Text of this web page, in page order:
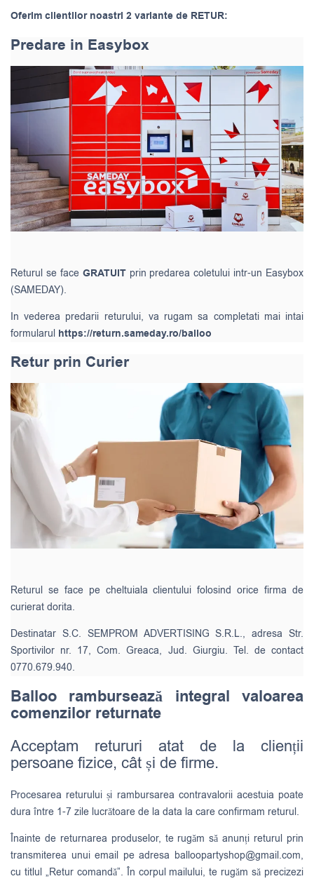
Oferim clientilor noastri 2 variante de RETUR:
Predare in Easybox
Returul se face GRATUIT prin predarea coletului intr-un Easybox
(SAMEDAY).
In vederea predarii returului, va rugam sa completati mai intai
formularul https://return.sameday.ro/balloo
Retur prin Curier
Returul se face pe cheltuiala clientului folosind orice firma de
curierat dorita.
Destinatar S.C. SEMPROM ADVERTISING S.R.L., adresa Str.
Sportivilor nr. 17, Com. Greaca, Jud. Giurgiu. Tel. de contact
0770.679.940.
Balloo rambursează integral valoarea
comenzilor returnate
Acceptam retururi atat de la clienții
persoane fizice, cât și de firme.
Procesarea returului și rambursarea contravalorii acestuia poate
dura între 1-7 zile lucrătoare de la data la care confirmam returul.
Înainte de returnarea produselor, te rugăm să anunți returul prin
transmiterea unui email pe adresa balloopartyshop@gmail.com,
cu titlul „Retur comandă”. În corpul mailului, te rugăm să precizezi